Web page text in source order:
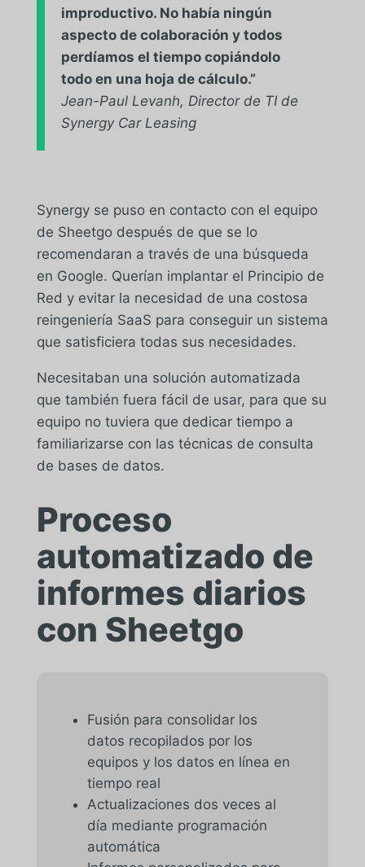
improductivo. No había ningún
aspecto de colaboración y todos
perdíamos el tiempo copiándolo
todo en una hoja de cálculo.”
Jean-Paul Levanh, Director de TI de
Synergy Car Leasing
Synergy se puso en contacto con el equipo
de Sheetgo después de que se lo
recomendaran a través de una búsqueda
en Google. Querían implantar el Principio de
Red y evitar la necesidad de una costosa
reingeniería SaaS para conseguir un sistema
que satisficiera todas sus necesidades.
Necesitaban una solución automatizada
que también fuera fácil de usar, para que su
equipo no tuviera que dedicar tiempo a
familiarizarse con las técnicas de consulta
de bases de datos.
Proceso
automatizado de
informes diarios
con Sheetgo
Fusión para consolidar los
datos recopilados por los
equipos y los datos en línea en
tiempo real
Actualizaciones dos veces al
día mediante programación
automática